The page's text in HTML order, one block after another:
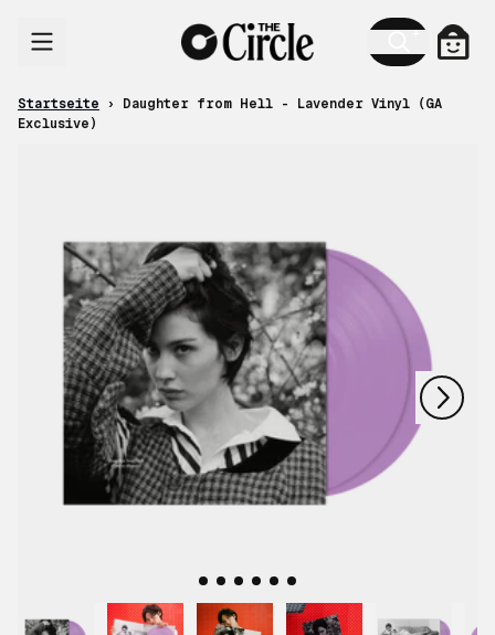
Startseite ›
Daughter from Hell - Lavender Vinyl (GA
Exclusive)
vorheriges
nächstes